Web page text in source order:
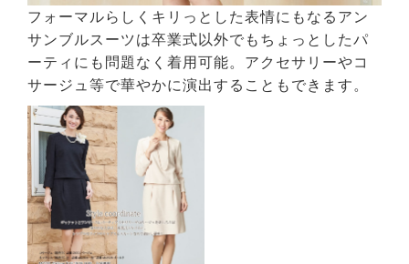
フォーマルらしくキリっとした表情にもなるアン
サンブルスーツは卒業式以外でもちょっとしたパ
ーティにも問題なく着用可能。アクセサリーやコ
サージュ等で華やかに演出することもできます。